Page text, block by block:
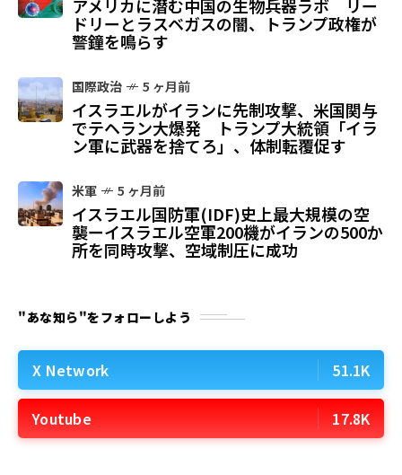
アメリカに潜む中国の生物兵器ラボ リー
ドリーとラスベガスの闇、トランプ政権が
警鐘を鳴らす
国際政治 5 ヶ月前
イスラエルがイランに先制攻撃、米国関与
でテヘラン大爆発 トランプ大統領「イラ
ン軍に武器を捨てろ」、体制転覆促す
米軍 5 ヶ月前
イスラエル国防軍(IDF)史上最大規模の空
襲ーイスラエル空軍200機がイランの500か
所を同時攻撃、空域制圧に成功
"あな知ら"をフォローしよう
X Network 51.1K
Youtube 17.8K